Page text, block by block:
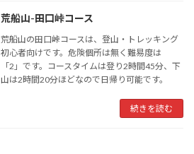
荒船山-田口峠コース
荒船山の田口峠コースは、登山・トレッキング
初心者向けです。危険個所は無く難易度は
「2」です。コースタイムは登り2時間45分、下
山は2時間20分ほどなので日帰り可能です。
続きを読む